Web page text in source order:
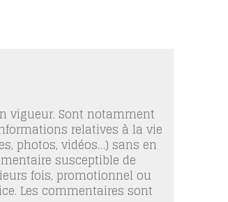
vigueur. Sont notamment
relatives à la vie
photos, vidéos…) sans en
susceptible de
fois, promotionnel ou
Les commentaires sont